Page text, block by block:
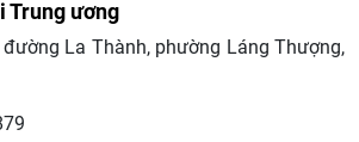
Trung ương
La Thành, phường Láng Thượng,